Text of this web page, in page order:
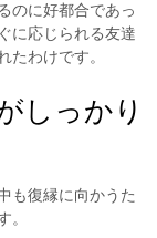
のに好都合であっ
に応じられる友達
たわけです。
しっかり
も復縁に向かうた
。